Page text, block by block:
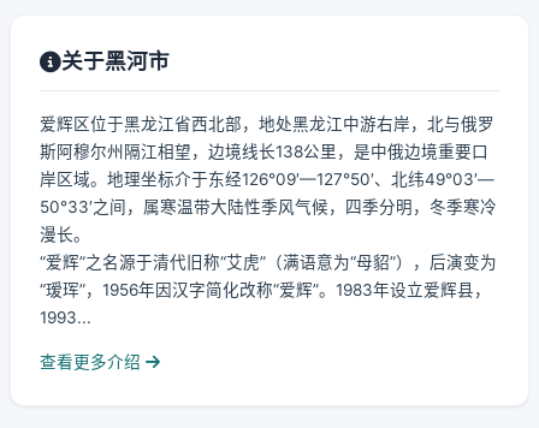
关于黑河市
爱辉区位于黑龙江省西北部，地处黑龙江中游右岸，北与俄罗
斯阿穆尔州隔江相望，边境线长138公里，是中俄边境重要口
岸区域。地理坐标介于东经126°09′—127°50′、北纬49°03′—
50°33′之间，属寒温带大陆性季风气候，四季分明，冬季寒冷
漫长。
“爱辉”之名源于清代旧称“艾虎”（满语意为“母貂”），后演变为
“瑷珲”，1956年因汉字简化改称“爱辉”。1983年设立爱辉县，
1993...
查看更多介绍